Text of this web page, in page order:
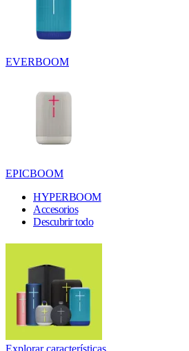
EVERBOOM
EPICBOOM
HYPERBOOM
Accesorios
Descubrir todo
Explorar características